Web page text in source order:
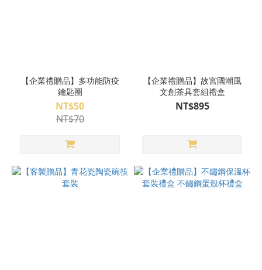
【企業禮贈品】多功能防疫
鑰匙圈
NT$50
NT$70
【企業禮贈品】故宮國潮風
文創茶具套組禮盒
NT$895